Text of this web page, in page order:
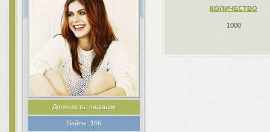
Должность:пиарщик
Вайпы:166
КОЛИЧЕСТВО
1000